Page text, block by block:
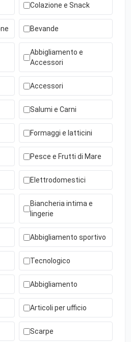
Colazione e Snack
Bevande
Abbigliamento e
Accessori
Accessori
Salumi e Carni
Formaggi e latticini
Pesce e Frutti di Mare
Elettrodomestici
Biancheria intima e
lingerie
Abbigliamento sportivo
Tecnologico
Abbigliamento
Articoli per ufficio
Scarpe